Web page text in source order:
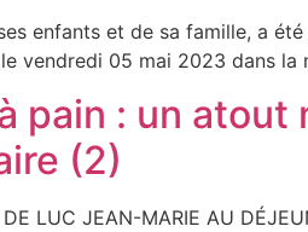
enfants et de sa famille, a
vendredi 05 mai 2023 dans la
pain : un atout
(2)
LUC JEAN-MARIE AU